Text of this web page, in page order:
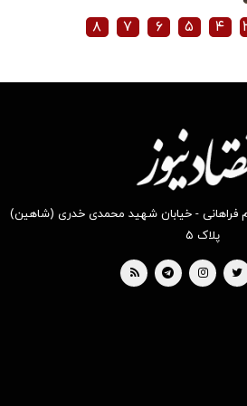
۴ ۵ ۶ ۷ ۸
فراهانی - خیابان شهید محمدی خدری (شاهین)
پلاک ۵